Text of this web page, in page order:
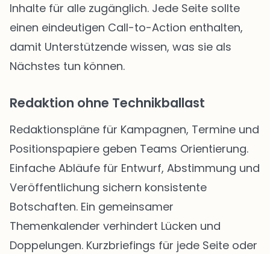
Inhalte für alle zugänglich. Jede Seite sollte
einen eindeutigen Call-to-Action enthalten,
damit Unterstützende wissen, was sie als
Nächstes tun können.
Redaktion ohne Technikballast
Redaktionspläne für Kampagnen, Termine und
Positionspapiere geben Teams Orientierung.
Einfache Abläufe für Entwurf, Abstimmung und
Veröffentlichung sichern konsistente
Botschaften. Ein gemeinsamer
Themenkalender verhindert Lücken und
Doppelungen. Kurzbriefings für jede Seite oder